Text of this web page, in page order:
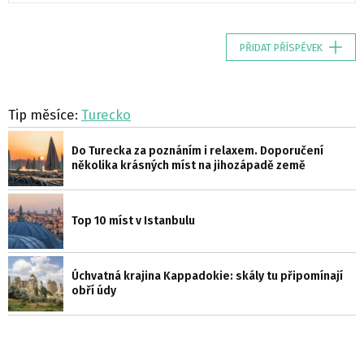
PŘIDAT PŘÍSPĚVEK
Tip měsíce: Turecko
Do Turecka za poznáním i relaxem. Doporučení
několika krásných míst na jihozápadě země
Top 10 míst v Istanbulu
Úchvatná krajina Kappadokie: skály tu připomínají
obří údy